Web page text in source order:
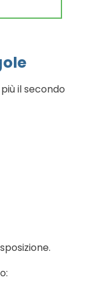
il secondo